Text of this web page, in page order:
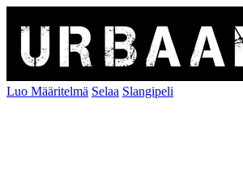
Luo Määritelmä Selaa Slangipeli